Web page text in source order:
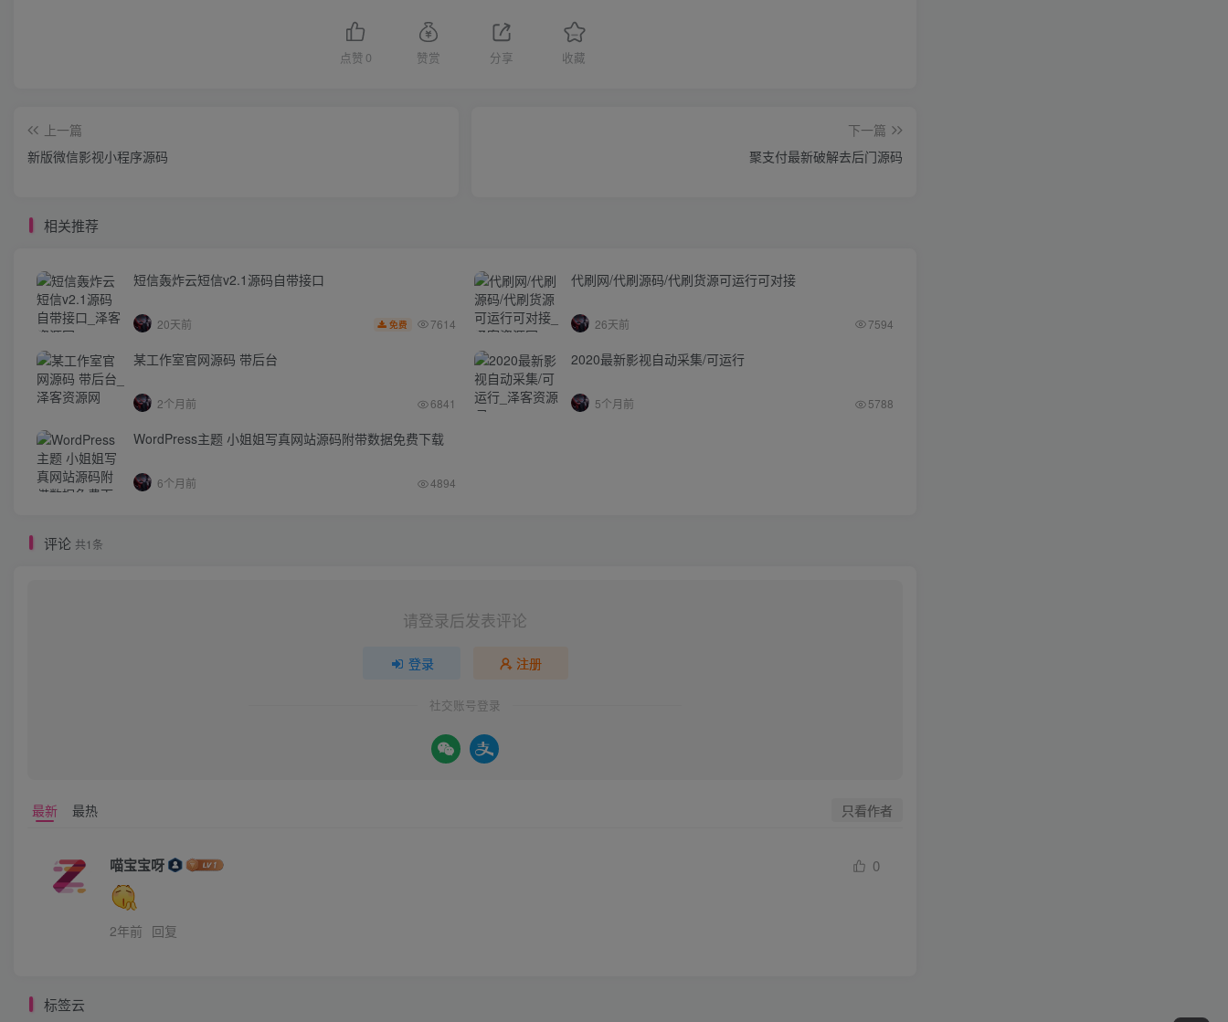
点赞 0 赞赏 分享 收藏
上一篇
新版微信影视小程序源码
下一篇
聚支付最新破解去后门源码
相关推荐
短信轰炸云短信v2.1源码自带接口
20天前 免费 7614
代刷网/代刷源码/代刷货源可运行可对接
26天前 7594
某工作室官网源码 带后台
2个月前 6841
2020最新影视自动采集/可运行
5个月前 5788
WordPress主题 小姐姐写真网站源码附带数据免费下载
6个月前 4894
评论 共1条
请登录后发表评论
登录 注册
社交账号登录
最新 最热 只看作者
喵宝宝呀 0
2年前 回复
标签云